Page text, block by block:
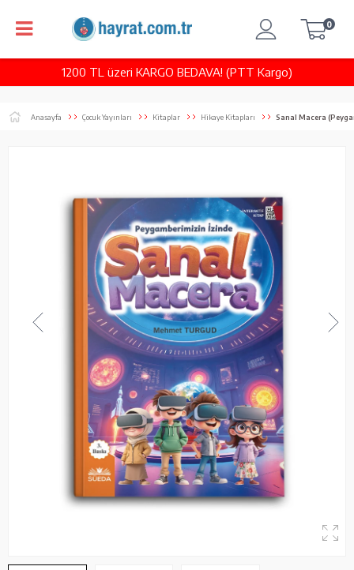
1200 TL üzeri KARGO BEDAVA! (PTT Kargo)
0
Anasayfa Çocuk Yayınları Kitaplar Hikaye Kitapları Sanal Macera